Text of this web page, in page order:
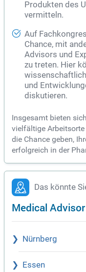
Produkten des
vermitteln.
Auf
Chance, mit
Advisors und
zu treten. Hier
und
diskutieren.
Insgesamt bieten
vielfältige
die Chance geben,
erfolgreich in der
Das könnte
Medical
Nürnberg
Essen